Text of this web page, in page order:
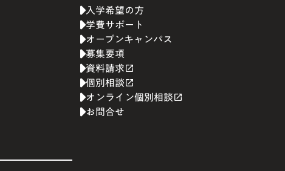
入学希望の方
学費サポート
オープンキャンパス
募集要項
資料請求launch
個別相談launch
オンライン個別相談launch
お問合せ